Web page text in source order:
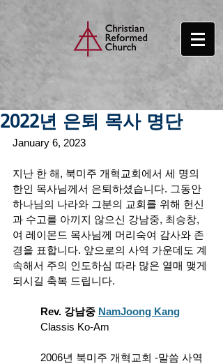
2022년 은퇴 목사 명단
January 6, 2023
지난 한 해, 북미주 개혁교회에서 세 명의
한인 목사님께서 은퇴하셨습니다. 그동안
하나님의 나라와 그분의 교회를 위해 헌신
과 수고를 아끼지 않으신 강남중, 최승창,
여 레이몬드 목사님께 머리숙여 감사와 존
경을 표합니다. 앞으로의 사역 가운데도 계
속해서 주의 인도하심 따라 많은 열매 맺게
되시길 축복 드립니다.
Rev. 강남중 NamJoong Kang
Classis Ko-Am
2006년 북미주 개혁교회 -말씀 사역